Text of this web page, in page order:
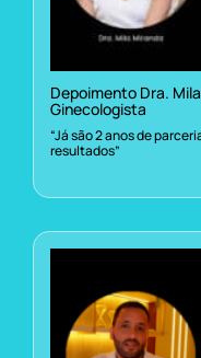
Depoimento Dra.
Ginecologista
“Já são 2 anos de
resultados”